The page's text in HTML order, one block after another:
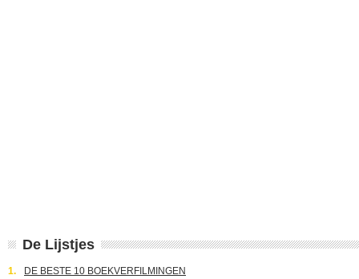
De Lijstjes
1. DE BESTE 10 BOEKVERFILMINGEN